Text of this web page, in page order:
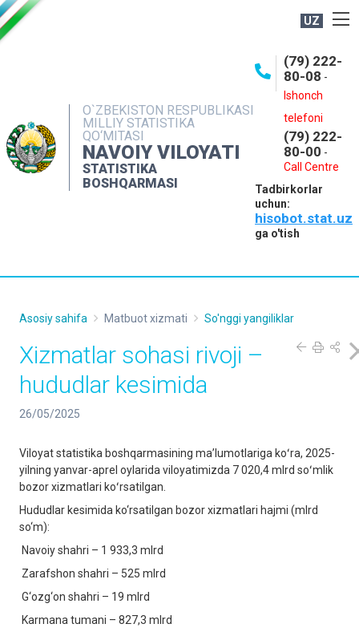
UZ
O`ZBEKISTON RESPUBLIKASI
MILLIY STATISTIKA
QO‘MITASI
NAVOIY VILOYATI
STATISTIKA
BOSHQARMASI
(79) 222-
80-08 -
Ishonch
telefoni
(79) 222-
80-00 -
Call Centre
Tadbirkorlar
uchun:
hisobot.stat.uz
ga o'tish
OCHIQ MA'LUMOTLAR
INTERAKTIV XIZMATLAR
MUROJAATLAR
Asosiy sahifa Matbuot xizmati So'nggi yangiliklar
Xizmatlar sohasi rivoji –
hududlar kesimida
26/05/2025
Viloyat statistika boshqarmasining maʼlumotlariga koʻra, 2025-
yilning yanvar-aprel oylarida viloyatimizda 7 020,4 mlrd soʻmlik
bozor xizmatlari koʻrsatilgan.
Hududlar kesimida ko‘rsatilgan bozor xizmatlari hajmi (mlrd
so‘m):
Navoiy shahri – 1 933,3 mlrd
Zarafshon shahri – 525 mlrd
G‘ozg‘on shahri – 19 mlrd
Karmana tumani – 827,3 mlrd